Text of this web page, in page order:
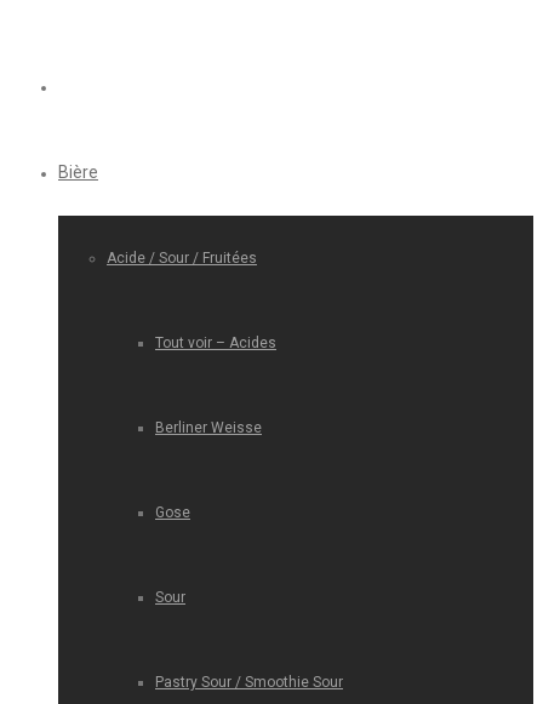
Bière
Acide / Sour / Fruitées
Tout voir – Acides
Berliner Weisse
Gose
Sour
Pastry Sour / Smoothie Sour